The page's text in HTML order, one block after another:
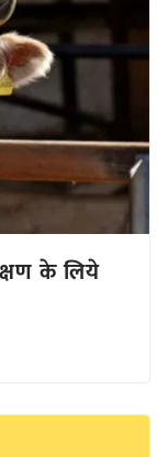
के लिये